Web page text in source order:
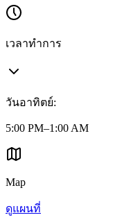
เวลาทำการ
วันอาทิตย์:
5:00 PM–1:00 AM
Map
ดูแผนที่